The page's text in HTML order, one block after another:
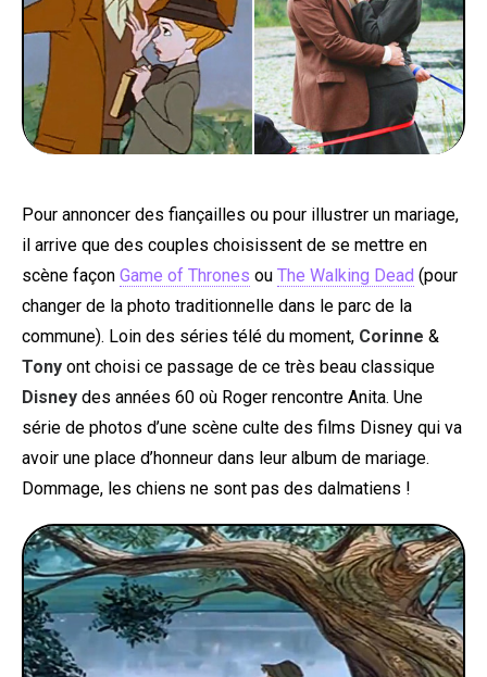
SOUTENEZ KULTT
Pour annoncer des fiançailles ou pour illustrer un mariage,
il arrive que des couples choisissent de se mettre en
scène façon Game of Thrones ou The Walking Dead (pour
changer de la photo traditionnelle dans le parc de la
commune). Loin des séries télé du moment, Corinne &
Tony ont choisi ce passage de ce très beau classique
Disney des années 60 où Roger rencontre Anita. Une
série de photos d’une scène culte des films Disney qui va
avoir une place d’honneur dans leur album de mariage.
Dommage, les chiens ne sont pas des dalmatiens !